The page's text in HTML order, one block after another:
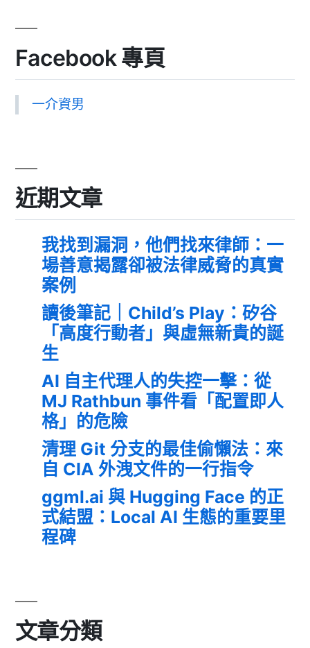
Facebook 專頁
一介資男
近期文章
我找到漏洞，他們找來律師：一
場善意揭露卻被法律威脅的真實
案例
讀後筆記｜Child’s Play：矽谷
「高度行動者」與虛無新貴的誕
生
AI 自主代理人的失控一擊：從
MJ Rathbun 事件看「配置即人
格」的危險
清理 Git 分支的最佳偷懶法：來
自 CIA 外洩文件的一行指令
ggml.ai 與 Hugging Face 的正
式結盟：Local AI 生態的重要里
程碑
文章分類